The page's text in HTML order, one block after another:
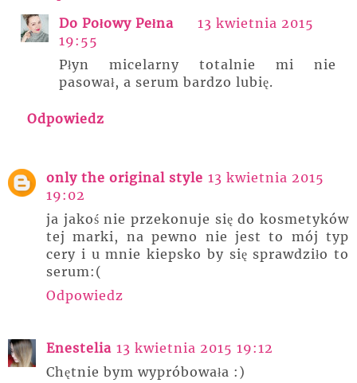
Do Połowy Pełna
13 kwietnia 2015
19:55
Płyn micelarny totalnie mi nie
pasował, a serum bardzo lubię.
Odpowiedz
only the original style 13 kwietnia 2015
19:02
ja jakoś nie przekonuje się do kosmetyków
tej marki, na pewno nie jest to mój typ
cery i u mnie kiepsko by się sprawdziło to
serum:(
Odpowiedz
Enestelia 13 kwietnia 2015 19:12
Chętnie bym wypróbowała :)